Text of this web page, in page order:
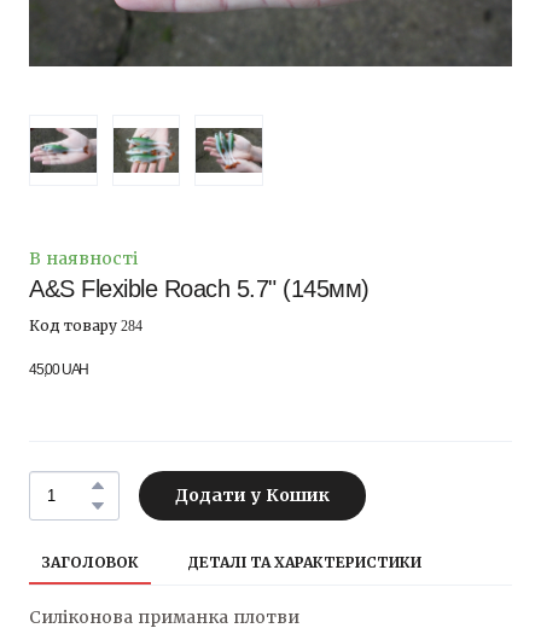
В наявності
A&S Flexible Roach 5.7" (145мм)
Код товару 284
45,00 UAH
Додати у Кошик
ЗАГОЛОВОК ДЕТАЛІ ТА ХАРАКТЕРИСТИКИ
Силіконова приманка плотви